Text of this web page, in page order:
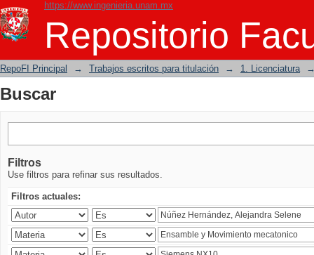
https://www.ingenieria.unam.mx
Repositorio
Buscar
RepoFI Principal → Trabajos escritos para titulación → 1. Licenciatura
Buscar
Filtros
Use filtros para refinar sus resultados.
Filtros actuales: